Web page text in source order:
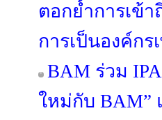
ตอกย้ำการเข้
การเป็นองค์กร
BAM ร่วม
ใหม่กับ BAM”